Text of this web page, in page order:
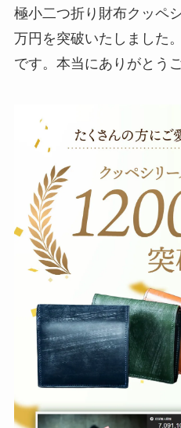
極小二つ折り財布クッペ
万円を突破いたしました
です。本当にありがとう